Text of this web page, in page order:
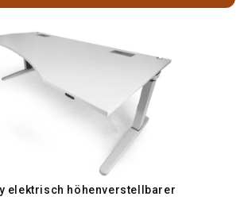
elektrisch höhenverstellbarer